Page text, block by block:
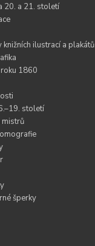
20. a 21. století
knižních ilustrací a plakátů
1860
století
mistrů
šperky